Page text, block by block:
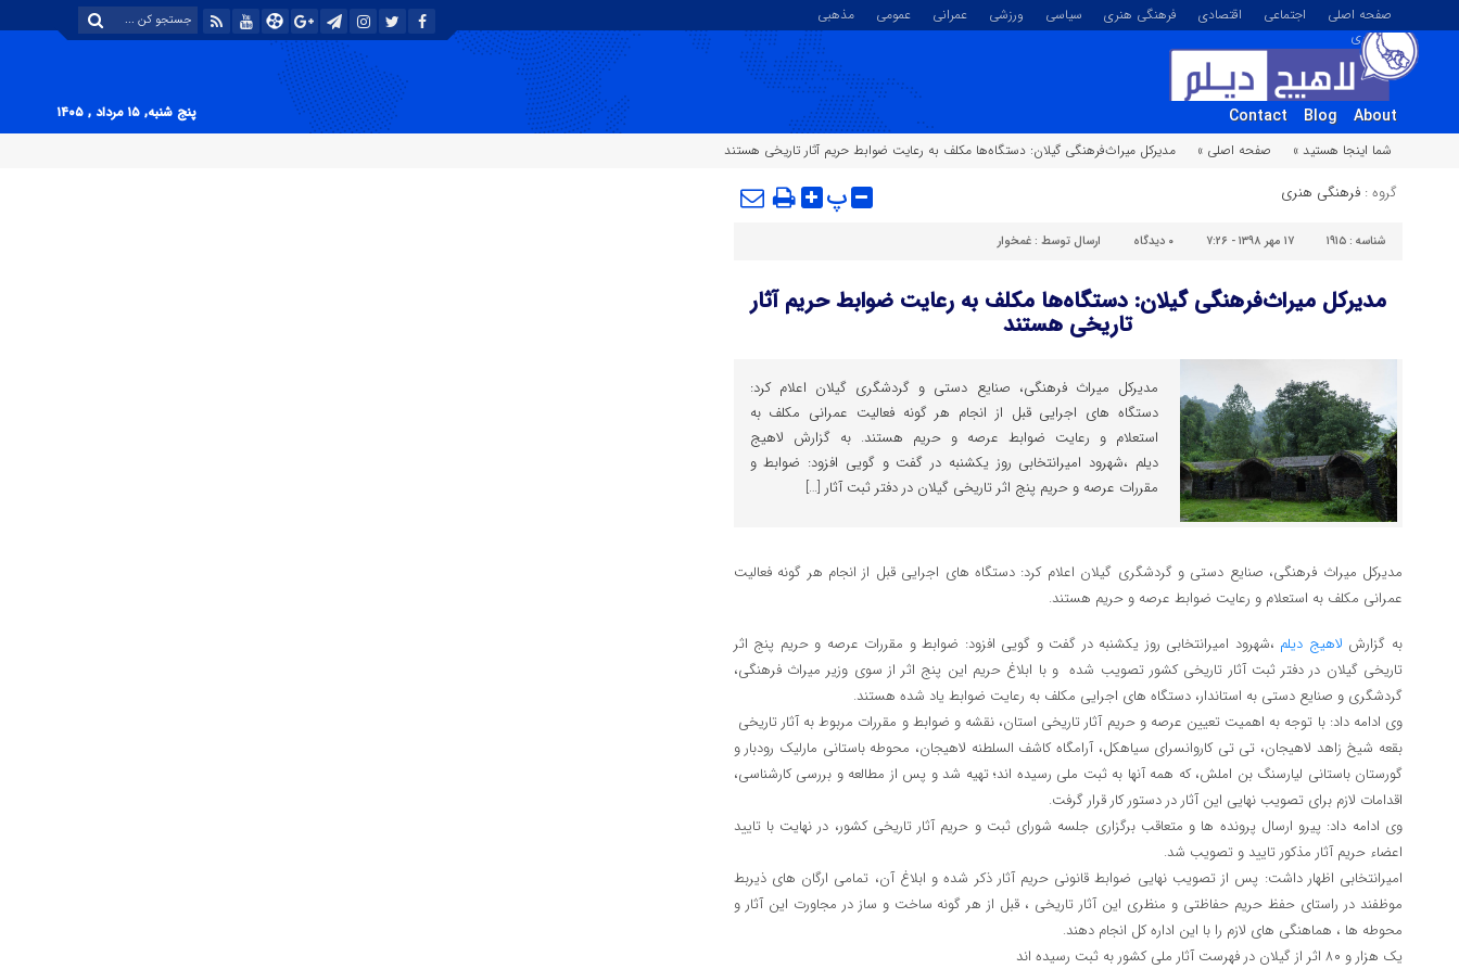
صفحه اصلی اجتماعی اقتصادی فرهنگی هنری سیاسی ورزشی عمرانی عمومی
مذهبی
تصویری
About
Blog
Contact
پنج شنبه, ۱۵ مرداد , ۱۴۰۵
شما اینجا هستید »
صفحه اصلی » مدیرکل میراث‌فرهنگی گیلان: دستگاه‌ها مکلف به رعایت ضوابط حریم آثار تاریخی هستند
گروه : فرهنگی هنری پ
شناسه : ۱۹۱۵ ۱۷ مهر ۱۳۹۸ - ۷:۲۶ ۰ دیدگاه ارسال توسط : غمخوار
مدیرکل میراث‌فرهنگی گیلان: دستگاه‌ها مکلف به رعایت ضوابط حریم آثار
تاریخی هستند
مدیرکل میراث فرهنگی، صنایع دستی و گردشگری گیلان اعلام کرد:
دستگاه های اجرایی قبل از انجام هر گونه فعالیت عمرانی مکلف به
استعلام و رعایت ضوابط عرصه و حریم هستند. به گزارش لاهیج
دیلم ،شهرود امیرانتخابی روز یکشنبه در گفت و گویی افزود: ضوابط و
مقررات عرصه و حریم پنج اثر تاریخی گیلان در دفتر ثبت آثار […]
مدیرکل میراث فرهنگی، صنایع دستی و گردشگری گیلان اعلام کرد: دستگاه های اجرایی قبل از انجام هر گونه فعالیت
عمرانی مکلف به استعلام و رعایت ضوابط عرصه و حریم هستند.
به گزارش لاهیج دیلم ،شهرود امیرانتخابی روز یکشنبه در گفت و گویی افزود: ضوابط و مقررات عرصه و حریم پنج اثر
تاریخی گیلان در دفتر ثبت آثار تاریخی کشور تصویب شده و با ابلاغ حریم این پنج اثر از سوی وزیر میراث فرهنگی،
گردشگری و صنایع دستی به استاندار، دستگاه های اجرایی مکلف به رعایت ضوابط یاد شده هستند.
وی ادامه داد: با توجه به اهمیت تعیین عرصه و حریم آثار تاریخی استان، نقشه و ضوابط و مقررات مربوط به آثار تاریخی
بقعه شیخ زاهد لاهیجان، تی تی کاروانسرای سیاهکل، آرامگاه کاشف السلطنه لاهیجان، محوطه باستانی مارلیک رودبار و
گورستان باستانی لیارسنگ بن املش، که همه آنها به ثبت ملی رسیده اند؛ تهیه شد و پس از مطالعه و بررسی کارشناسی،
اقدامات لازم برای تصویب نهایی این آثار در دستور کار قرار گرفت.
وی ادامه داد: پیرو ارسال پرونده ها و متعاقب برگزاری جلسه شورای ثبت و حریم آثار تاریخی کشور، در نهایت با تایید
اعضاء حریم آثار مذکور تایید و تصویب شد.
امیرانتخابی اظهار داشت: پس از تصویب نهایی ضوابط قانونی حریم آثار ذکر شده و ابلاغ آن، تمامی ارگان های ذیربط
موظفند در راستای حفظ حریم حفاظتی و منظری این آثار تاریخی ، قبل از هر گونه ساخت و ساز در مجاورت این آثار و
محوطه ها ، هماهنگی های لازم را با این اداره کل انجام دهند.
یک هزار و ۸۰ اثر از گیلان در فهرست آثار ملی کشور به ثبت رسیده اند